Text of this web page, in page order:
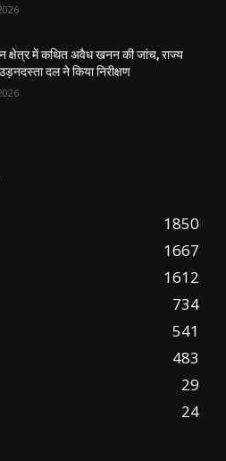
क्षेत्र में कथित अवैध खनन की जांच, राज्य
दल ने किया निरीक्षण
1850
1667
1612
734
541
483
29
24